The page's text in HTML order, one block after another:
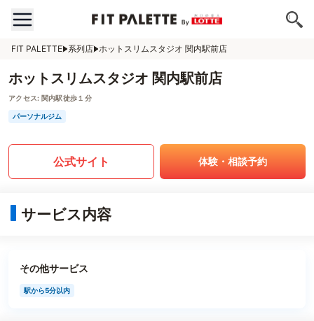
FIT PALETTE 系列店 ホットスリムスタジオ 関内駅前店
ホットスリムスタジオ 関内駅前店
アクセス: 関内駅徒歩１分
パーソナルジム
公式サイト 体験・相談予約
サービス内容
その他サービス
駅から5分以内